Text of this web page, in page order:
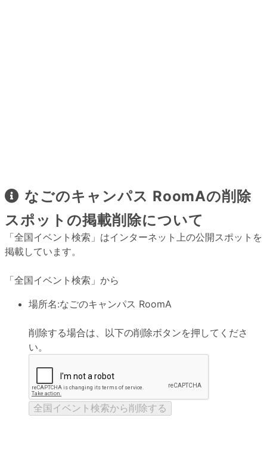
なごのキャンパス RoomAの削除
スポットの掲載削除について
「全国イベント検索」はインターネット上の公開スポットを
掲載しています。
「全国イベント検索」から
場所名:なごのキャンパス RoomA
削除する場合は、以下の削除ボタンを押してくださ
い。
全国イベント検索から削除する